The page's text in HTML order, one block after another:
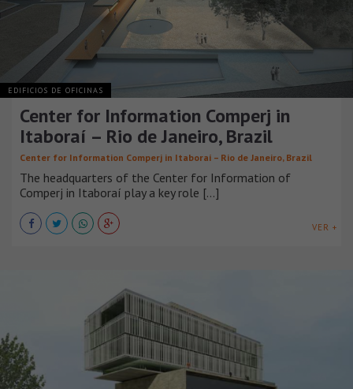
EDIFICIOS DE OFICINAS
Center for Information Comperj in
Itaboraí – Rio de Janeiro, Brazil
Center for Information Comperj in Itaboraí – Rio de Janeiro, Brazil
The headquarters of the Center for Information of
Comperj in Itaboraí play a key role [...]
VER +